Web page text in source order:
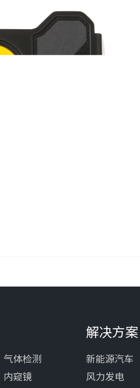
气体检测
内窥镜
解决方案
新能源汽车
风力发电